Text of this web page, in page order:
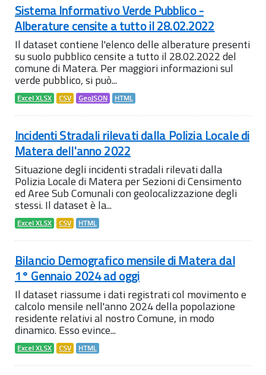
Sistema Informativo Verde Pubblico -
Alberature censite a tutto il 28.02.2022
Il dataset contiene l'elenco delle alberature presenti
su suolo pubblico censite a tutto il 28.02.2022 del
comune di Matera. Per maggiori informazioni sul
verde pubblico, si può...
Excel XLSX CSV GeoJSON HTML
Incidenti Stradali rilevati dalla Polizia Locale di
Matera dell'anno 2022
Situazione degli incidenti stradali rilevati dalla
Polizia Locale di Matera per Sezioni di Censimento
ed Aree Sub Comunali con geolocalizzazione degli
stessi. Il dataset è la...
Excel XLSX CSV HTML
Bilancio Demografico mensile di Matera dal
1° Gennaio 2024 ad oggi
Il dataset riassume i dati registrati col movimento e
calcolo mensile nell'anno 2024 della popolazione
residente relativi al nostro Comune, in modo
dinamico. Esso evince...
Excel XLSX CSV HTML